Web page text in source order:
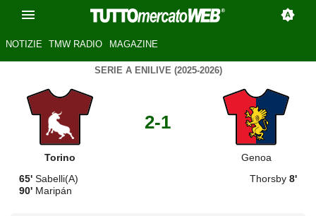
NOTIZIE TMW RADIO MAGAZINE
SERIE A ENILIVE (2025-2026)
Torino
2-1
Genoa
65' Sabelli(A)
90' Maripán
Thorsby 8'